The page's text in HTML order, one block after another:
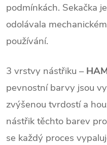
podmínkách. Sekačka
odolávala
používání.
3 vrstvy nástřiku –
pevnostní barvy jsou
zvýšenou tvrdostí a
nástřik těchto barev
se každý proces